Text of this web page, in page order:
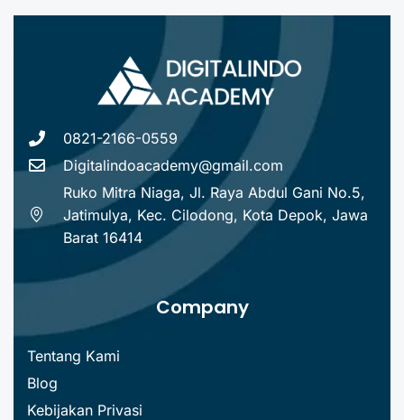
0821-2166-0559
Digitalindoacademy@gmail.com
Ruko Mitra Niaga, Jl. Raya Abdul Gani No.5,
Jatimulya, Kec. Cilodong, Kota Depok, Jawa
Barat 16414
Company
Tentang Kami
Blog
Kebijakan Privasi